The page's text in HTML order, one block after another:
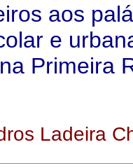
aos
e
Primeira
Ladeira